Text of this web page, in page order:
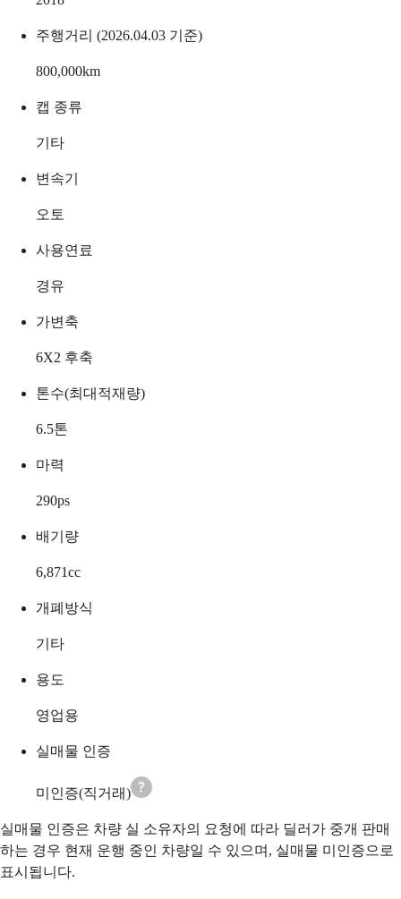
주행거리 (2026.04.03 기준)
800,000km
캡 종류
기타
변속기
오토
사용연료
경유
가변축
6X2 후축
톤수(최대적재량)
6.5톤
마력
290ps
배기량
6,871cc
개폐방식
기타
용도
영업용
실매물 인증
미인증(직거래)
실매물 인증은 차량 실 소유자의 요청에 따라 딜러가 중개 판매
하는 경우 현재 운행 중인 차량일 수 있으며, 실매물 미인증으로
표시됩니다.